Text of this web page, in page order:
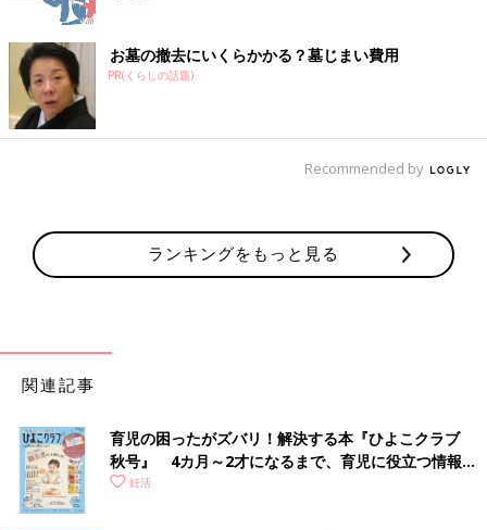
お墓の撤去にいくらかかる？墓じまい費用
PR(くらしの話題)
Recommended by
ランキングをもっと見る
関連記事
育児の困ったがズバリ！解決する本『ひよこクラブ
秋号』 4カ月～2才になるまで、育児に役立つ情報が
いっぱい！
妊活